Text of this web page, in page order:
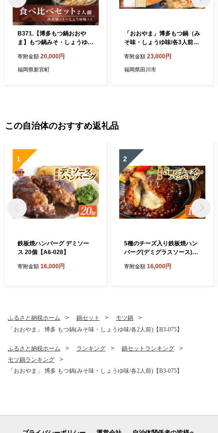
B371.【博多もつ鍋おおや
ま】もつ鍋みそ・しょうゆ味
つ鍋・味噌味】【もつ鍋・醤
油味】
寄附金額 20,000円
福岡県新宮町
「おおやま」博多もつ鍋（み
そ味・しょうゆ味/各3人前）
せ 福岡 お土産 九州 ご当地グ
ルメ 福岡土産 取り寄せ 福岡
寄附金額 23,000円
福岡県田川市
この自治体のおすすめ返礼品
1
鉄板焼ハンバーグ デミソー
ス 20個【A6-028】
寄附金額 16,000円
2
5種のチーズ入り鉄板焼ハン
バーグ(デミグラスソース)16
寄附金額 16,000円
ふるさと納税ホーム 鍋セット
モツ鍋
「おおやま」 博多 もつ鍋(みそ味・しょうゆ味/各2人前)【B3-075】
ふるさと納税ホーム ランキング
鍋セットランキング
モツ鍋ランキング
「おおやま」 博多 もつ鍋(みそ味・しょうゆ味/各2人前)【B3-075】